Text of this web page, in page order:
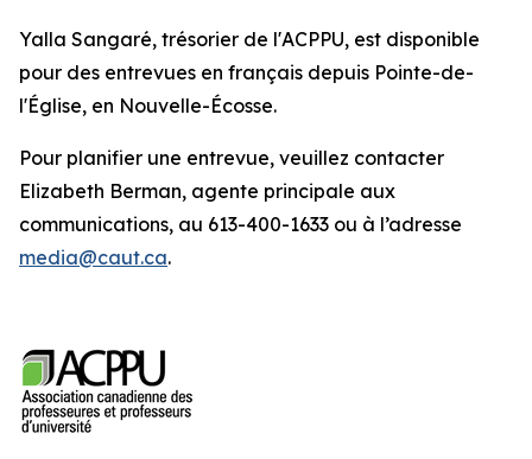
Yalla Sangaré, trésorier de l'ACPPU, est disponible
pour des entrevues en français depuis Pointe-de-
l'Église, en Nouvelle-Écosse.
Pour planifier une entrevue, veuillez contacter
Elizabeth Berman, agente principale aux
communications, au 613-400-1633 ou à l’adresse
media@caut.ca.